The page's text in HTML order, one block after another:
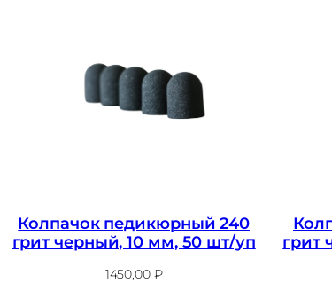
Колпачок педикюрный 240
грит черный, 10 мм, 50 шт/уп
1450,00 ₽
грит